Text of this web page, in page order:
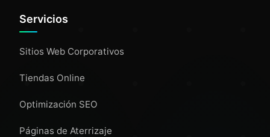
Servicios
Sitios Web Corporativos
Tiendas Online
Optimización SEO
Páginas de Aterrizaje